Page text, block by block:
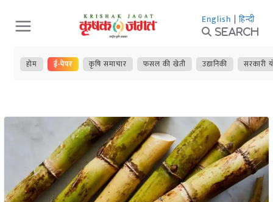
Skip
to
content
English | हिन्दी
Search
होम ई-पेपर कृषि समाचार फसल की खेती उद्यानिकी सरकारी